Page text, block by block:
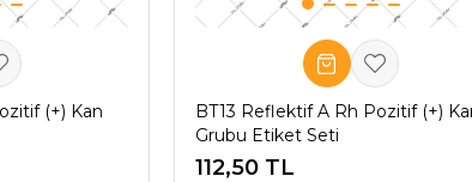
(+) Kan
BT13 Reflektif A Rh Pozitif (+)
Grubu Etiket Seti
112,50 TL